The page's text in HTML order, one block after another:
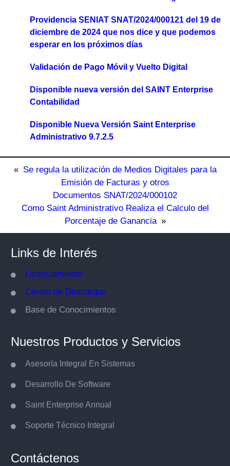
Providencia SENIAT SNAT/2024/000121 del 19 de
diciembre de 2024 que nos dice y que podemos
esperar en los próximos días
Validación de Pago Móvil y Vuelto Digital
Disponible nueva versión del SAINT Enterprise
Contabilidad
Disponible Nueva Versión Saint Enterprise
Administrativo 9.7.2.5
« Se regula la utilización de Medios Digitales para la
Emisión de Facturas y otros
Documentos SNAT/2024/000102
Como Saint Administrativo Realiza el Calculo del
Porcentaje de Ganancia »
Links de Interés
Licenciamiento
Centro de Descargas
Base de Conocimientos
Nuestros Productos y Servicios
Asesoría Integral En Sistemas
Desarrollo De Software
Saint Enterprise Annual
Soporte Técnico Integral
Contáctenos